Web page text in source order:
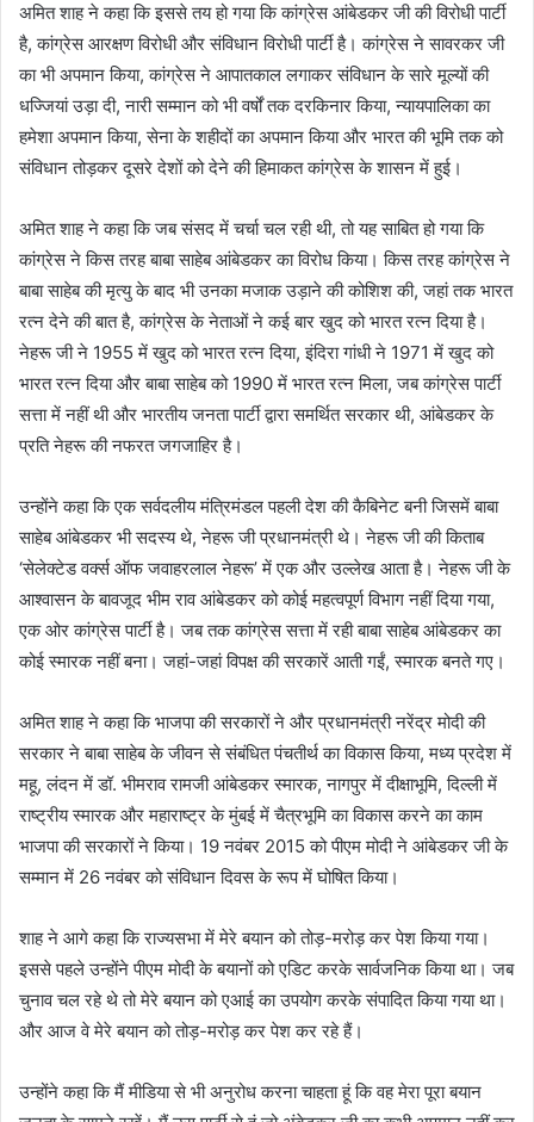
अमित शाह ने कहा कि इससे तय हो गया कि कांग्रेस आंबेडकर जी की विरोधी पार्टी
है, कांग्रेस आरक्षण विरोधी और संविधान विरोधी पार्टी है। कांग्रेस ने सावरकर जी
का भी अपमान किया, कांग्रेस ने आपातकाल लगाकर संविधान के सारे मूल्यों की
धज्जियां उड़ा दी, नारी सम्मान को भी वर्षों तक दरकिनार किया, न्यायपालिका का
हमेशा अपमान किया, सेना के शहीदों का अपमान किया और भारत की भूमि तक को
संविधान तोड़कर दूसरे देशों को देने की हिमाकत कांग्रेस के शासन में हुई।
अमित शाह ने कहा कि जब संसद में चर्चा चल रही थी, तो यह साबित हो गया कि
कांग्रेस ने किस तरह बाबा साहेब आंबेडकर का विरोध किया। किस तरह कांग्रेस ने
बाबा साहेब की मृत्यु के बाद भी उनका मजाक उड़ाने की कोशिश की, जहां तक भारत
रत्न देने की बात है, कांग्रेस के नेताओं ने कई बार खुद को भारत रत्न दिया है।
नेहरू जी ने 1955 में खुद को भारत रत्न दिया, इंदिरा गांधी ने 1971 में खुद को
भारत रत्न दिया और बाबा साहेब को 1990 में भारत रत्न मिला, जब कांग्रेस पार्टी
सत्ता में नहीं थी और भारतीय जनता पार्टी द्वारा समर्थित सरकार थी, आंबेडकर के
प्रति नेहरू की नफरत जगजाहिर है।
उन्होंने कहा कि एक सर्वदलीय मंत्रिमंडल पहली देश की कैबिनेट बनी जिसमें बाबा
साहेब आंबेडकर भी सदस्य थे, नेहरू जी प्रधानमंत्री थे। नेहरू जी की किताब
‘सेलेक्टेड वर्क्स ऑफ जवाहरलाल नेहरू’ में एक और उल्लेख आता है। नेहरू जी के
आश्वासन के बावजूद भीम राव आंबेडकर को कोई महत्वपूर्ण विभाग नहीं दिया गया,
एक ओर कांग्रेस पार्टी है। जब तक कांग्रेस सत्ता में रही बाबा साहेब आंबेडकर का
कोई स्मारक नहीं बना। जहां-जहां विपक्ष की सरकारें आती गईं, स्मारक बनते गए।
अमित शाह ने कहा कि भाजपा की सरकारों ने और प्रधानमंत्री नरेंद्र मोदी की
सरकार ने बाबा साहेब के जीवन से संबंधित पंचतीर्थ का विकास किया, मध्य प्रदेश में
महू, लंदन में डॉ. भीमराव रामजी आंबेडकर स्मारक, नागपुर में दीक्षाभूमि, दिल्ली में
राष्ट्रीय स्मारक और महाराष्ट्र के मुंबई में चैत्रभूमि का विकास करने का काम
भाजपा की सरकारों ने किया। 19 नवंबर 2015 को पीएम मोदी ने आंबेडकर जी के
सम्मान में 26 नवंबर को संविधान दिवस के रूप में घोषित किया।
शाह ने आगे कहा कि राज्यसभा में मेरे बयान को तोड़-मरोड़ कर पेश किया गया।
इससे पहले उन्होंने पीएम मोदी के बयानों को एडिट करके सार्वजनिक किया था। जब
चुनाव चल रहे थे तो मेरे बयान को एआई का उपयोग करके संपादित किया गया था।
और आज वे मेरे बयान को तोड़-मरोड़ कर पेश कर रहे हैं।
उन्होंने कहा कि मैं मीडिया से भी अनुरोध करना चाहता हूं कि वह मेरा पूरा बयान